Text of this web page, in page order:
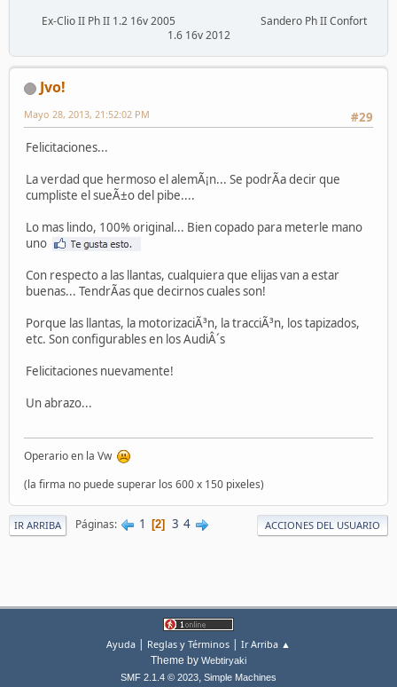
Ex-Clio II Ph II 1.2 16v 2005 Sandero Ph II Confort
1.6 16v 2012
Jvo!
#29
Mayo 28, 2013, 21:52:02 PM
Felicitaciones...
La verdad que hermoso el alemÃ¡n... Se podrÃ­a decir que
cumpliste el sueÃ±o del pibe....
Lo mas lindo, 100% original... Bien copado para meterle mano
uno
Con respecto a las llantas, cualquiera que elijas van a estar
buenas... TendrÃ­as que decirnos cuales son!
Porque las llantas, la motorizaciÃ³n, la tracciÃ³n, los tapizados,
etc. Son configurables en los AudiÂ´s
Felicitaciones nuevamente!
Un abrazo...
Operario en la Vw
(la firma no puede superar los 600 x 150 pixeles)
IR ARRIBA Páginas 1 2 3 4 ACCIONES DEL USUARIO
Ayuda | Reglas y Términos | Ir Arriba ▲
Theme by Webtiryaki
SMF 2.1.4 © 2023, Simple Machines